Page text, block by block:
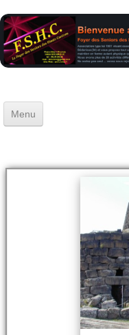
Menu
Gestion▼
Sorties - Voyages